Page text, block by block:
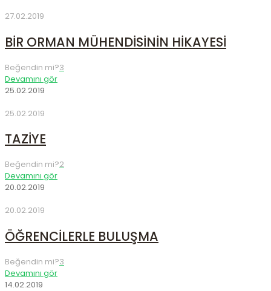
27.02.2019
BİR ORMAN MÜHENDİSİNİN HİKAYESİ
Beğendin mi?3
Devamını gör
25.02.2019
25.02.2019
TAZİYE
Beğendin mi?2
Devamını gör
20.02.2019
20.02.2019
ÖĞRENCİLERLE BULUŞMA
Beğendin mi?3
Devamını gör
14.02.2019